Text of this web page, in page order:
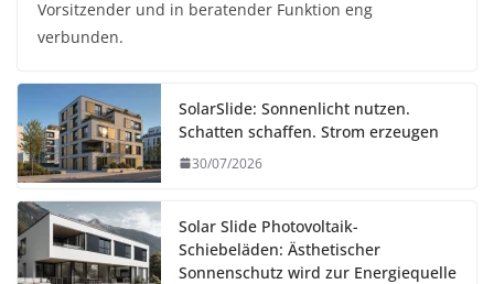
Vorsitzender und in beratender Funktion eng
verbunden.
SolarSlide: Sonnenlicht nutzen.
Schatten schaffen. Strom erzeugen
30/07/2026
Solar Slide Photovoltaik-
Schiebeläden: Ästhetischer
Sonnenschutz wird zur Energiequelle